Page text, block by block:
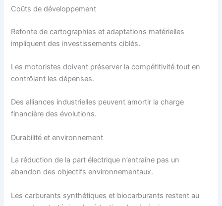
Coûts de développement
Refonte de cartographies et adaptations matérielles
impliquent des investissements ciblés.
Les motoristes doivent préserver la compétitivité tout en
contrôlant les dépenses.
Des alliances industrielles peuvent amortir la charge
financière des évolutions.
Durabilité et environnement
La réduction de la part électrique n’entraîne pas un
abandon des objectifs environnementaux.
Les carburants synthétiques et biocarburants restent au